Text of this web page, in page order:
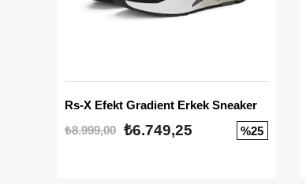
Rs-X Efekt Gradient Erkek Sneaker
₺8.999,00 ₺6.749,25 %25